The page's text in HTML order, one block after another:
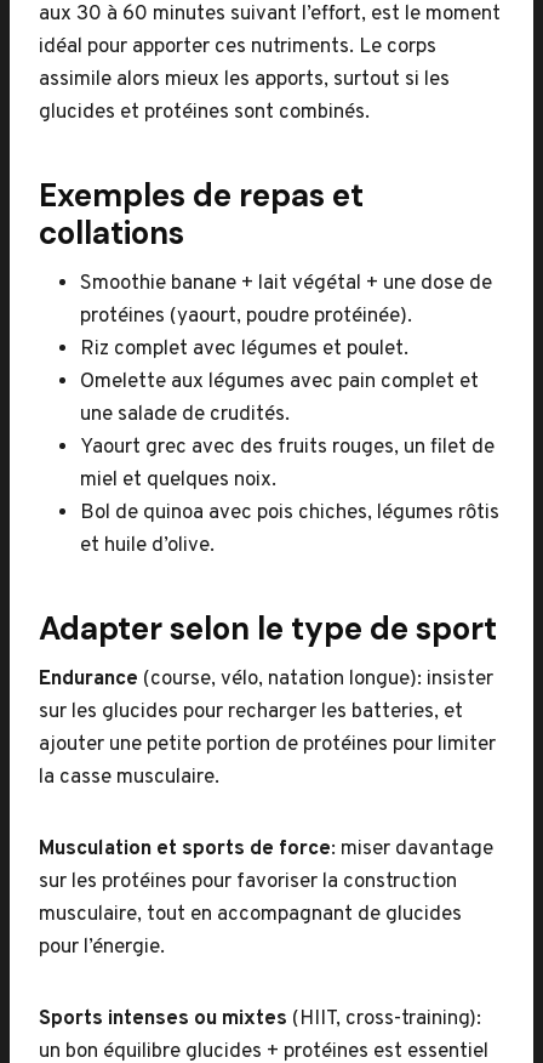
aux 30 à 60 minutes suivant l’effort, est le moment
idéal pour apporter ces nutriments. Le corps
assimile alors mieux les apports, surtout si les
glucides et protéines sont combinés.
Exemples de repas et
collations
Smoothie banane + lait végétal + une dose de
protéines (yaourt, poudre protéinée).
Riz complet avec légumes et poulet.
Omelette aux légumes avec pain complet et
une salade de crudités.
Yaourt grec avec des fruits rouges, un filet de
miel et quelques noix.
Bol de quinoa avec pois chiches, légumes rôtis
et huile d’olive.
Adapter selon le type de sport
Endurance (course, vélo, natation longue): insister
sur les glucides pour recharger les batteries, et
ajouter une petite portion de protéines pour limiter
la casse musculaire.
Musculation et sports de force: miser davantage
sur les protéines pour favoriser la construction
musculaire, tout en accompagnant de glucides
pour l’énergie.
Sports intenses ou mixtes (HIIT, cross-training):
un bon équilibre glucides + protéines est essentiel